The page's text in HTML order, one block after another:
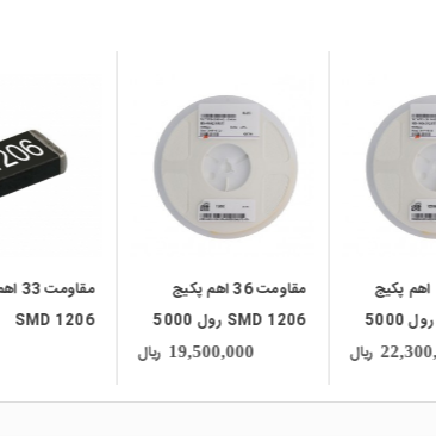
مقاومت 36 اهم پکیج
19,500,000
local_mall
مقاومت 33 اهم پکیج
SMD 1206
6,400
local_mall